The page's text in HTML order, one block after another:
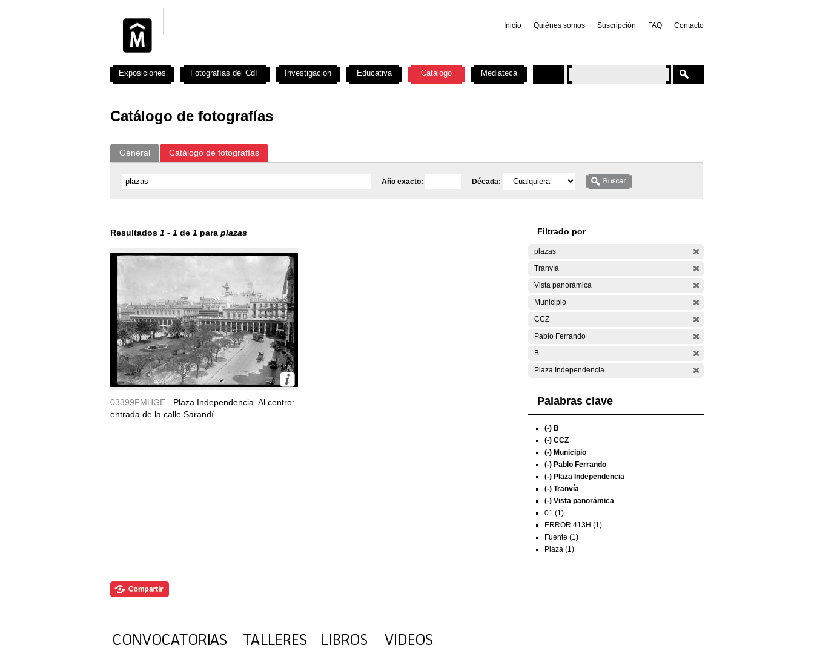
Inicio Quiénes somos Suscripción FAQ Contacto
Catálogo de fotografías
General Catálogo de fotografías
Año exacto: Década:
Resultados 1 - 1 de 1 para plazas
03399FMHGE - Plaza Independencia. Al centro:
entrada de la calle Sarandí.
Filtrado por
plazas
Tranvía
Vista panorámica
Municipio
CCZ
Pablo Ferrando
B
Plaza Independencia
Palabras clave
(-) B
(-) CCZ
(-) Municipio
(-) Pablo Ferrando
(-) Plaza Independencia
(-) Tranvía
(-) Vista panorámica
01 (1)
ERROR 413H (1)
Fuente (1)
Plaza (1)
Exposiciones Fotografías del CdF Investigación Educativa Catálogo Mediateca